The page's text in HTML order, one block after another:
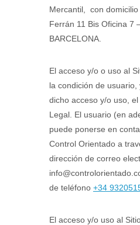
Mercantil, con
Ferrán 11 Bis Oficina 7
BARCELONA.
El acceso y/o o uso al
la condición de usuario,
dicho acceso y/o uso,
Legal. El usuario (en
puede ponerse en
Control Orientado a
dirección de correo
de teléfono +34
El acceso y/o uso al